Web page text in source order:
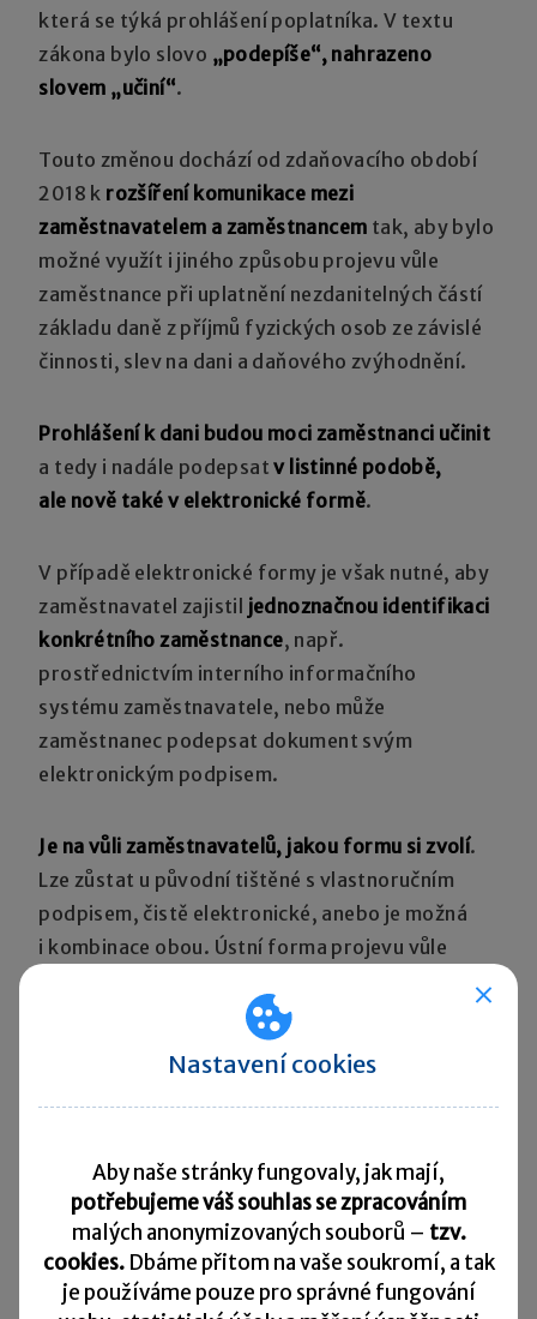
která se týká prohlášení poplatníka. V textu
zákona bylo slovo „podepíše“, nahrazeno
slovem „učiní“.
Touto změnou dochází od zdaňovacího období
2018 k rozšíření komunikace mezi
zaměstnavatelem a zaměstnancem tak, aby bylo
možné využít i jiného způsobu projevu vůle
zaměstnance při uplatnění nezdanitelných částí
základu daně z příjmů fyzických osob ze závislé
činnosti, slev na dani a daňového zvýhodnění.
Prohlášení k dani budou moci zaměstnanci učinit
a tedy i nadále podepsatv listinné podobě,
ale nově také v elektronické formě.
V případě elektronické formy je však nutné, aby
zaměstnavatel zajistil jednoznačnou identifikaci
konkrétního zaměstnance, např.
prostřednictvím interního informačního
systému zaměstnavatele, nebo může
zaměstnanec podepsat dokument svým
elektronickým podpisem.
Je na vůli zaměstnavatelů, jakou formu si zvolí.
Lze zůstat u původní tištěné s vlastnoručním
podpisem, čistě elektronické, anebo je možná
i kombinace obou. Ústní forma projevu vůle
Generální finanční ředitelství dále sděluje,
požadovaná potvrzení), předložené
zaměstnancem i v elektronické podobě.
Dále GFŘ doporučuje, aby zaměstnavatel
Nastavení cookies
Aby naše stránky fungovaly, jak mají,
potřebujeme váš souhlas se zpracováním
malých anonymizovaných souborů – tzv.
cookies. Dbáme přitom na vaše soukromí, a tak
je používáme pouze pro správné fungování